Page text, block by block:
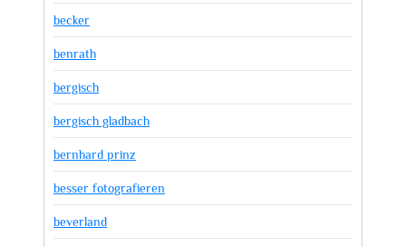
becker
benrath
bergisch
bergisch gladbach
bernhard prinz
besser fotografieren
beverland